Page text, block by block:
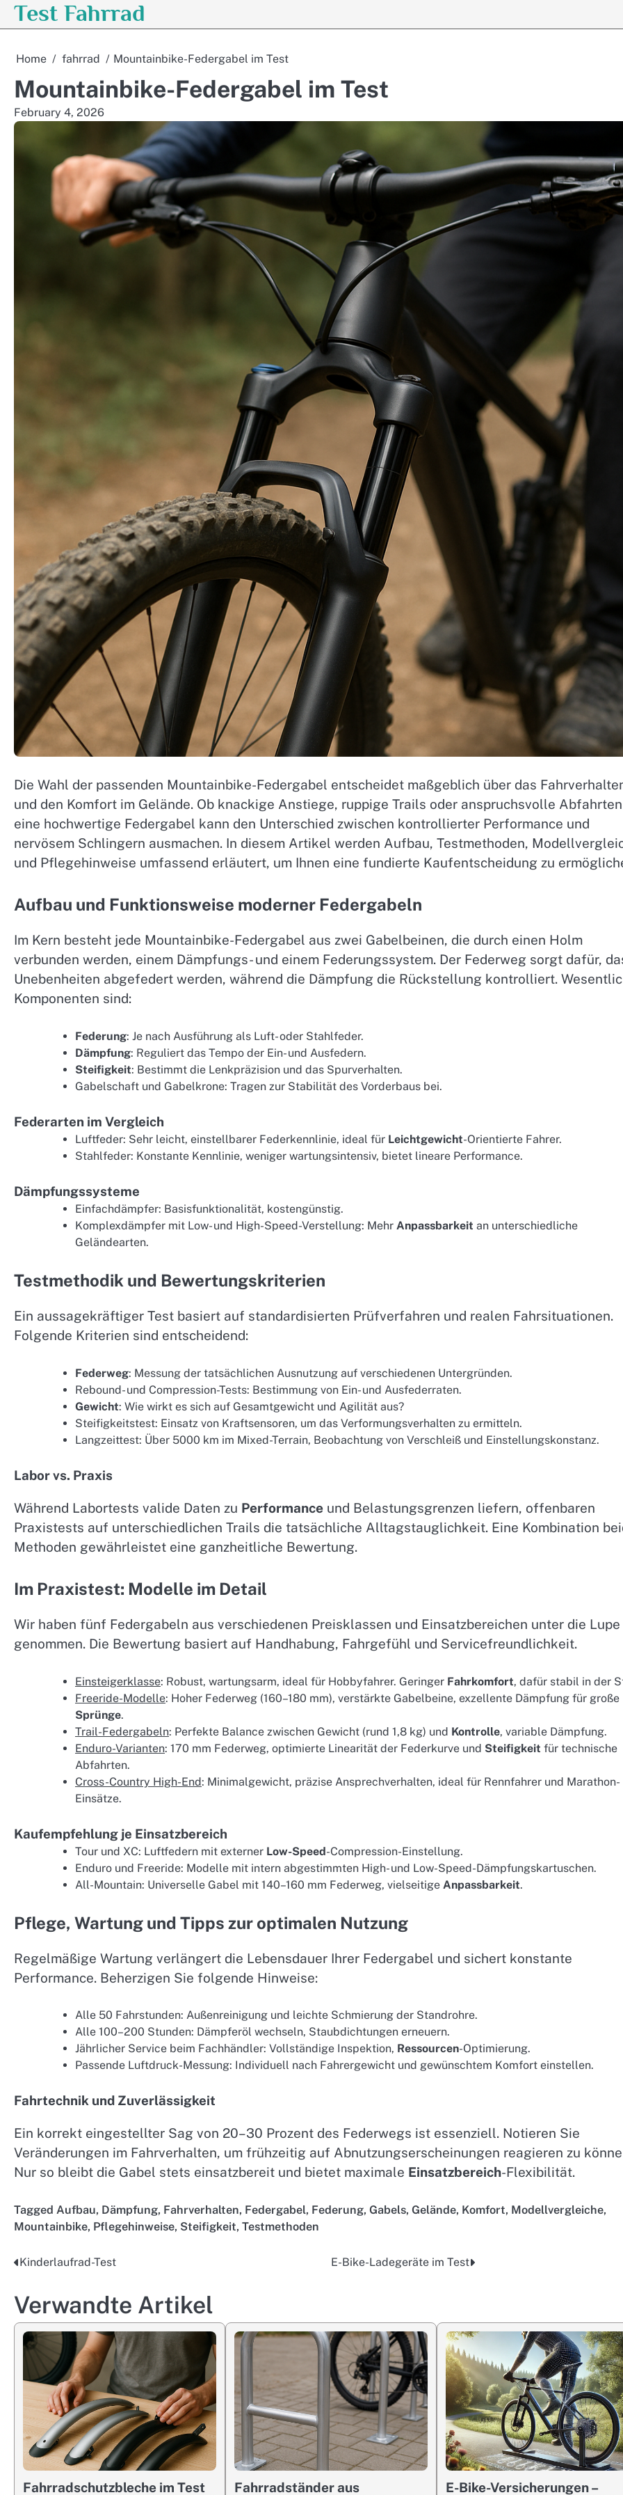
SkipTest Fahrrad
Home fahrrad Mountainbike-Federgabel im Test
Mountainbike-Federgabel im Test
February 4, 2026
Die Wahl der passenden Mountainbike-Federgabel entscheidet maßgeblich über das
und den Komfort im Gelände. Ob knackige Anstiege, ruppige Trails oder anspruchsvolle Abfahrten
eine hochwertige Federgabel kann den Unterschied zwischen kontrollierter Performance und
nervösem Schlingern ausmachen. In diesem Artikel werden Aufbau, Testmethoden,
und Pflegehinweise umfassend erläutert, um Ihnen eine fundierte Kaufentscheidung zu
Aufbau und Funktionsweise moderner Federgabeln
Im Kern besteht jede Mountainbike-Federgabel aus zwei Gabelbeinen, die durch einen Holm
verbunden werden, einem Dämpfungs- und einem Federungssystem. Der Federweg sorgt dafür,
Unebenheiten abgefedert werden, während die Dämpfung die Rückstellung kontrolliert.
Komponenten sind:
Federung: Je nach Ausführung als Luft- oder Stahlfeder.
Dämpfung: Reguliert das Tempo der Ein- und Ausfedern.
Steifigkeit: Bestimmt die Lenkpräzision und das Spurverhalten.
Gabelschaft und Gabelkrone: Tragen zur Stabilität des Vorderbaus bei.
Federarten im Vergleich
Luftfeder: Sehr leicht, einstellbarer Federkennlinie, ideal für Leichtgewicht-Orientierte Fahrer.
Stahlfeder: Konstante Kennlinie, weniger wartungsintensiv, bietet lineare Performance.
Dämpfungssysteme
Einfachdämpfer: Basisfunktionalität, kostengünstig.
Komplexdämpfer mit Low- und High-Speed-Verstellung: Mehr Anpassbarkeit an unterschiedliche
Geländearten.
Testmethodik und Bewertungskriterien
Ein aussagekräftiger Test basiert auf standardisierten Prüfverfahren und realen Fahrsituationen.
Folgende Kriterien sind entscheidend:
Federweg: Messung der tatsächlichen Ausnutzung auf verschiedenen Untergründen.
Rebound- und Compression-Tests: Bestimmung von Ein- und Ausfederraten.
Gewicht: Wie wirkt es sich auf Gesamtgewicht und Agilität aus?
Steifigkeitstest: Einsatz von Kraftsensoren, um das Verformungsverhalten zu ermitteln.
Langzeittest: Über 5000 km im Mixed-Terrain, Beobachtung von Verschleiß und Einstellungskonstanz.
Labor vs. Praxis
Während Labortests valide Daten zu Performance und Belastungsgrenzen liefern, offenbaren
Praxistests auf unterschiedlichen Trails die tatsächliche Alltagstauglichkeit. Eine Kombination
Methoden gewährleistet eine ganzheitliche Bewertung.
Im Praxistest: Modelle im Detail
Wir haben fünf Federgabeln aus verschiedenen Preisklassen und Einsatzbereichen unter die Lupe
genommen. Die Bewertung basiert auf Handhabung, Fahrgefühl und Servicefreundlichkeit.
Einsteigerklasse: Robust, wartungsarm, ideal für Hobbyfahrer. Geringer Fahrkomfort, dafür stabil in der
Freeride-Modelle: Hoher Federweg (160–180 mm), verstärkte Gabelbeine, exzellente Dämpfung für große
Sprünge.
Trail-Federgabeln: Perfekte Balance zwischen Gewicht (rund 1,8 kg) und Kontrolle, variable Dämpfung.
Enduro-Varianten: 170 mm Federweg, optimierte Linearität der Federkurve und Steifigkeit für technische
Abfahrten.
Cross-Country High-End: Minimalgewicht, präzise Ansprechverhalten, ideal für Rennfahrer und Marathon-
Einsätze.
Kaufempfehlung je Einsatzbereich
Tour und XC: Luftfedern mit externer Low-Speed-Compression-Einstellung.
Enduro und Freeride: Modelle mit intern abgestimmten High- und Low-Speed-Dämpfungskartuschen.
All-Mountain: Universelle Gabel mit 140–160 mm Federweg, vielseitige Anpassbarkeit.
Pflege, Wartung und Tipps zur optimalen Nutzung
Regelmäßige Wartung verlängert die Lebensdauer Ihrer Federgabel und sichert konstante
Performance. Beherzigen Sie folgende Hinweise:
Alle 50 Fahrstunden: Außenreinigung und leichte Schmierung der Standrohre.
Alle 100–200 Stunden: Dämpferöl wechseln, Staubdichtungen erneuern.
Jährlicher Service beim Fachhändler: Vollständige Inspektion, Ressourcen-Optimierung.
Passende Luftdruck-Messung: Individuell nach Fahrergewicht und gewünschtem Komfort einstellen.
Fahrtechnik und Zuverlässigkeit
Ein korrekt eingestellter Sag von 20–30 Prozent des Federwegs ist essenziell. Notieren Sie
Veränderungen im Fahrverhalten, um frühzeitig auf Abnutzungserscheinungen reagieren zu
Nur so bleibt die Gabel stets einsatzbereit und bietet maximale Einsatzbereich-Flexibilität.
Tagged Aufbau, Dämpfung, Fahrverhalten, Federgabel, Federung, Gabels, Gelände, Komfort, Modellvergleiche,
Mountainbike, Pflegehinweise, Steifigkeit, Testmethoden
Post
navigation
Kinderlaufrad-Test E-Bike-Ladegeräte im Test
Verwandte Artikel
Fahrradschutzbleche im Test Fahrradständer aus E-Bike-Versicherungen –